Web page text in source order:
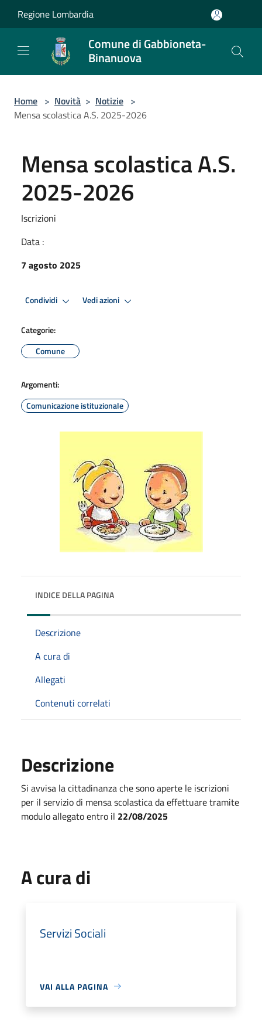
Regione Lombardia
Comune di Gabbioneta-
Binanuova
Home > Novità > Notizie >
Mensa scolastica A.S. 2025-2026
Mensa scolastica A.S.
2025-2026
Iscrizioni
Data :
7 agosto 2025
Condividi Vedi azioni
Categorie:
Comune
Argomenti:
Comunicazione istituzionale
INDICE DELLA PAGINA
Descrizione
A cura di
Allegati
Contenuti correlati
Descrizione
Si avvisa la cittadinanza che sono aperte le iscrizioni
per il servizio di mensa scolastica da effettuare tramite
modulo allegato entro il 22/08/2025
A cura di
Servizi Sociali
VAI ALLA PAGINA